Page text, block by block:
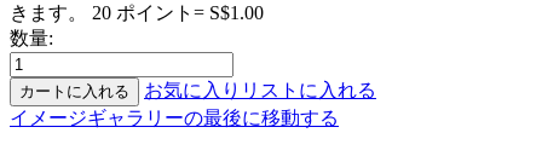
きます。 20 ポイント= S$1.00
数量:
カートに入れる
お気に入りリストに入れる
イメージギャラリーの最後に移動する